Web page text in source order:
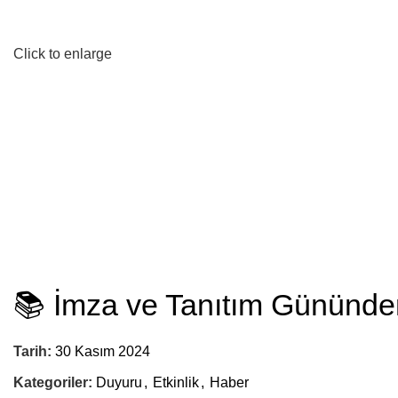
Click to enlarge
📚 İmza ve Tanıtım
Tarih: 30 Kasım 2024
Kategoriler: Duyuru , Etkinlik, Haber